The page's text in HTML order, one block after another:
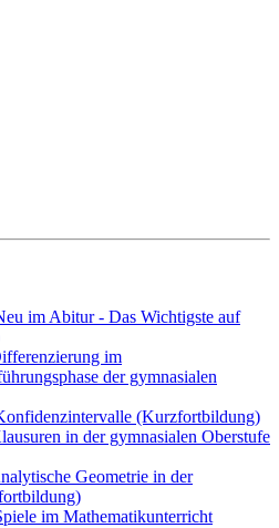
im Abitur - Das Wichtigste auf
im
der gymnasialen
(Kurzfortbildung)
in der gymnasialen Oberstufe
Geometrie in der
im Mathematikunterricht